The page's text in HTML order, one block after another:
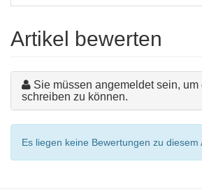
Artikel bewerten
Sie müssen angemeldet sein,
schreiben zu können.
Es liegen keine Bewertungen zu diesem